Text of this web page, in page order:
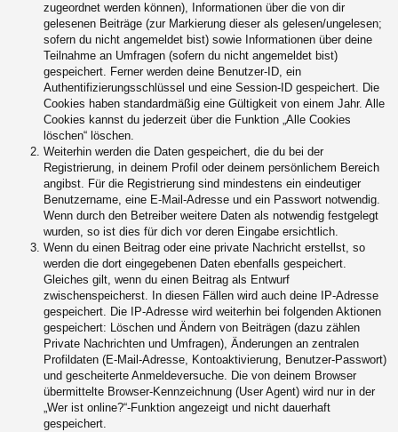
zugeordnet werden können), Informationen über die von dir
gelesenen Beiträge (zur Markierung dieser als gelesen/ungelesen;
sofern du nicht angemeldet bist) sowie Informationen über deine
Teilnahme an Umfragen (sofern du nicht angemeldet bist)
gespeichert. Ferner werden deine Benutzer-ID, ein
Authentifizierungsschlüssel und eine Session-ID gespeichert. Die
Cookies haben standardmäßig eine Gültigkeit von einem Jahr. Alle
Cookies kannst du jederzeit über die Funktion „Alle Cookies
löschen“ löschen.
Weiterhin werden die Daten gespeichert, die du bei der
Registrierung, in deinem Profil oder deinem persönlichem Bereich
angibst. Für die Registrierung sind mindestens ein eindeutiger
Benutzername, eine E-Mail-Adresse und ein Passwort notwendig.
Wenn durch den Betreiber weitere Daten als notwendig festgelegt
wurden, so ist dies für dich vor deren Eingabe ersichtlich.
Wenn du einen Beitrag oder eine private Nachricht erstellst, so
werden die dort eingegebenen Daten ebenfalls gespeichert.
Gleiches gilt, wenn du einen Beitrag als Entwurf
zwischenspeicherst. In diesen Fällen wird auch deine IP-Adresse
gespeichert. Die IP-Adresse wird weiterhin bei folgenden Aktionen
gespeichert: Löschen und Ändern von Beiträgen (dazu zählen
Private Nachrichten und Umfragen), Änderungen an zentralen
Profildaten (E-Mail-Adresse, Kontoaktivierung, Benutzer-Passwort)
und gescheiterte Anmeldeversuche. Die von deinem Browser
übermittelte Browser-Kennzeichnung (User Agent) wird nur in der
„Wer ist online?“-Funktion angezeigt und nicht dauerhaft
gespeichert.